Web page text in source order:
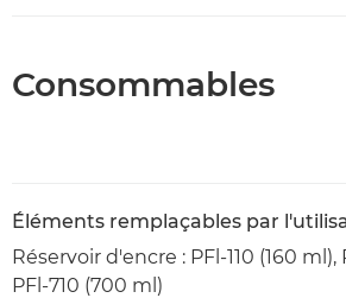
Consommables
Éléments remplaçables par
Réservoir d'encre : PFl-110 (160 ml),
PFl-710 (700 ml)